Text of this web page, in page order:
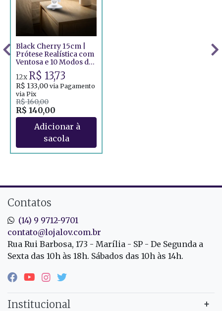
Black Cherry 15cm |
Prótese Realística com
Ventosa e 10 Modos de
Vibração
R$ 160,00
R$ 140,00
12x R$ 13,73
R$ 133,00 via Pagamento
via Pix
Contatos
(14) 9 9712-9701
contato@lojalov.com.br
Rua Rui Barbosa, 173 - Marília - SP - De Segunda a
Sexta das 10h às 18h. Sábados das 10h às 14h.
Institucional